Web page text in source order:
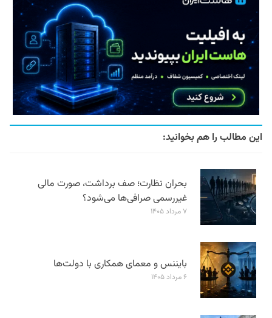
این مطالب را هم بخوانید:
بحران نظارت؛ صف برداشت، صورت مالی
غیررسمی صرافی‌ها می‌شود؟
۷ مرداد ۱۴۰۵
بایننس و معمای همکاری با دولت‌ها
۶ مرداد ۱۴۰۵